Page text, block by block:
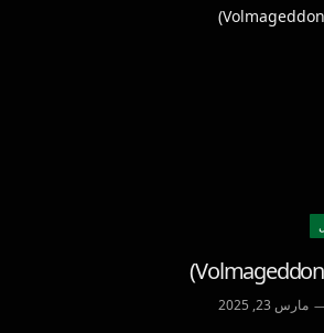
مارس 23, 2025